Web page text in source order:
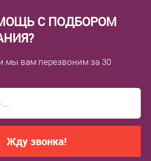
С ПОДБОРОМ
мы вам перезвоним за 30
Жду звонка!